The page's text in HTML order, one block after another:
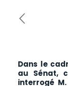
Dans le
au Sénat,
interrogé M.